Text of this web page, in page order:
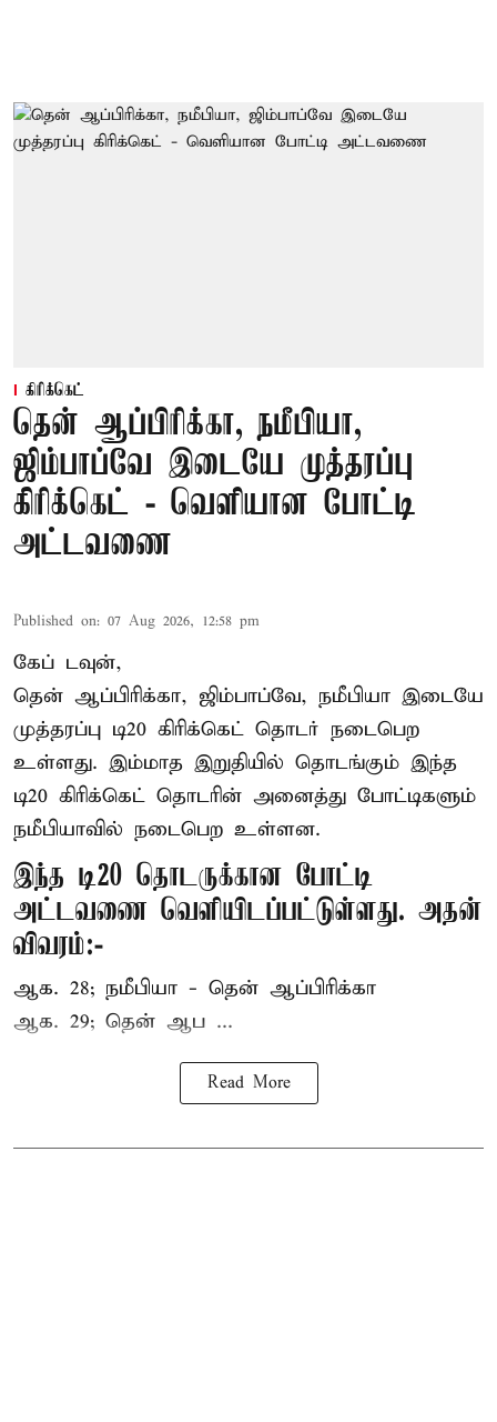
கிரிக்கெட்
தென் ஆப்பிரிக்கா, நமீபியா,
ஜிம்பாப்வே இடையே முத்தரப்பு
கிரிக்கெட் - வெளியான போட்டி
அட்டவணை
Published on: 07 Aug 2026, 12:58 pm
கேப் டவுன்,
தென் ஆப்பிரிக்கா, ஜிம்பாப்வே, நமீபியா இடையே
முத்தரப்பு டி20 கிரிக்கெட் தொடர் நடைபெற
உள்ளது. இம்மாத இறுதியில் தொடங்கும் இந்த
டி20 கிரிக்கெட் தொடரின் அனைத்து போட்டிகளும்
நமீபியாவில் நடைபெற உள்ளன.
இந்த டி20 தொடருக்கான போட்டி
அட்டவணை வெளியிடப்பட்டுள்ளது. அதன்
விவரம்:-
ஆக. 28; நமீபியா - தென் ஆப்பிரிக்கா
ஆக. 29; தென் ஆப ...
Read More